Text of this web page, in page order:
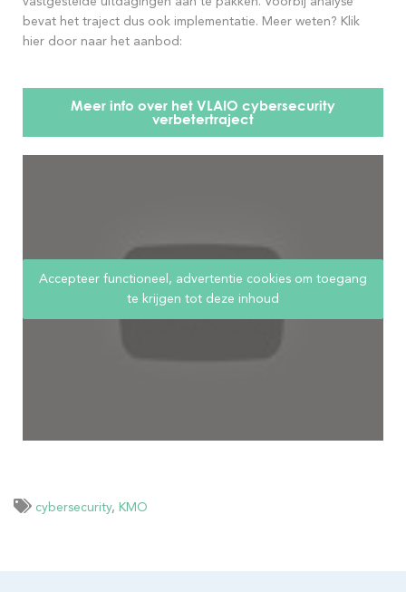
bevat het traject dus ook implementatie. Meer weten? Klik
hier door naar het aanbod:
Meer info over het VLAIO cybersecurity
verbetertraject
Accepteer functioneel, advertentie cookies om toegang
te krijgen tot deze inhoud
cybersecurity, KMO